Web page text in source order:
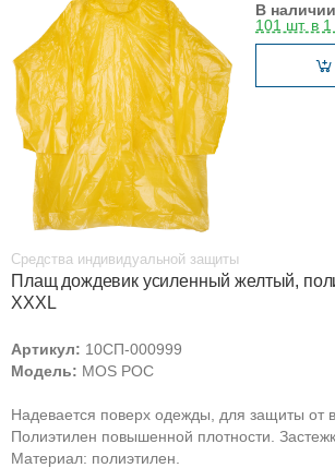
В
101 шт. в
Средства индивидуальной защиты
Плащ дождевик усиленный желтый,
XXXL
Артикул: 10СП-000999
Модель: MOS РОС
Надевается поверх одежды, для защиты от
Полиэтилен повышенной плотности.
Материал: полиэтилен.